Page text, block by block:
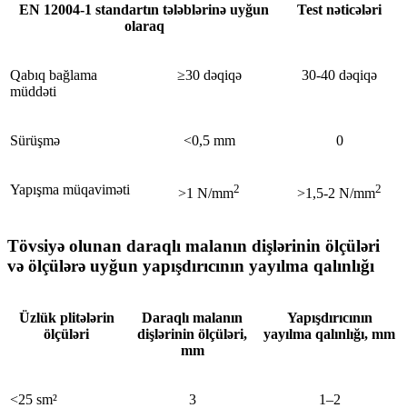
EN 12004-1 standartın tələblərinə uyğun
olaraq
Test nəticələri
Qabıq bağlama
müddəti
≥30 dəqiqə 30-40 dəqiqə
Sürüşmə <0,5 mm 0
Yapışma müqaviməti >1 N/mm2 >1,5-2 N/mm2
Tövsiyə olunan daraqlı malanın dişlərinin ölçüləri
və ölçülərə uyğun yapışdırıcının yayılma qalınlığı
Üzlük plitələrin
ölçüləri
Daraqlı malanın
dişlərinin ölçüləri,
mm
Yapışdırıcının
yayılma qalınlığı, mm
<25 sm² 3 1–2